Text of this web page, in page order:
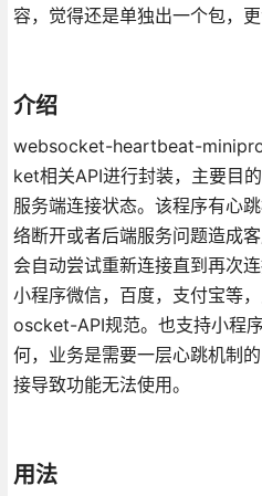
容，觉得还是单独出一个包，更
介绍
websocket-heartbeat-
ket相关API进行封装，主要目
服务端连接状态。该程序有心
络断开或者后端服务问题造成
会自动尝试重新连接直到再次
小程序微信，百度，支付宝等
oscket-API规范。也支持小程
何，业务是需要一层心跳机制
接导致功能无法使用。
用法